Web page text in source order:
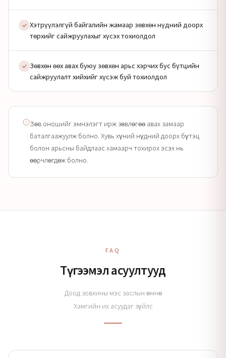
Хэтрүүлэлгүй байгалийн жамаар зөвхөн нүдний доорх
төрхийг сайжруулахыг хүсэх тохиолдол
Зөвхөн өөх авах буюу зөвхөн арьс хэрчих бус бүтцийн
сайжруулалт хийхийг хүсэж буй тохиолдол
Зөв оношийг эмнэлэгт ирж зөвлөгөө авах замаар
баталгаажуулж болно. Хувь хүний нүдний доорх бүтэц
болон арьсны байдлаас хамаарч тохирох эсэх нь
өөрчлөгдөж болно.
FAQ
Түгээмэл асуултууд
Доод зовхины мэс заслын өмнө
Хамгийн их асуудаг зүйлс